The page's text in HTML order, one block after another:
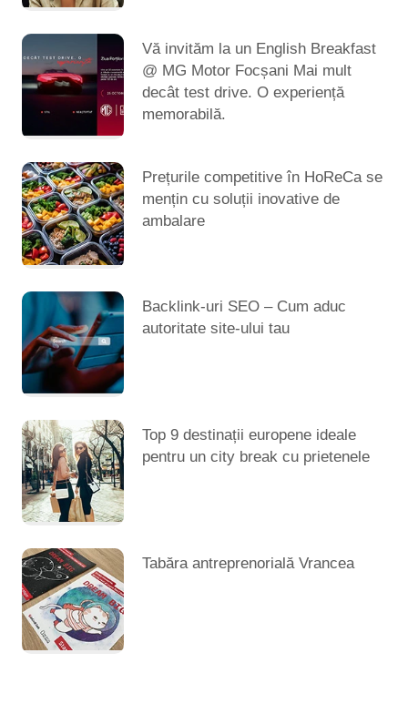
Vă invităm la un English Breakfast
@ MG Motor Focșani Mai mult
decât test drive. O experiență
memorabilă.
Prețurile competitive în HoReCa se
mențin cu soluții inovative de
ambalare
Backlink-uri SEO – Cum aduc
autoritate site-ului tau
Top 9 destinații europene ideale
pentru un city break cu prietenele
Tabăra antreprenorială Vrancea